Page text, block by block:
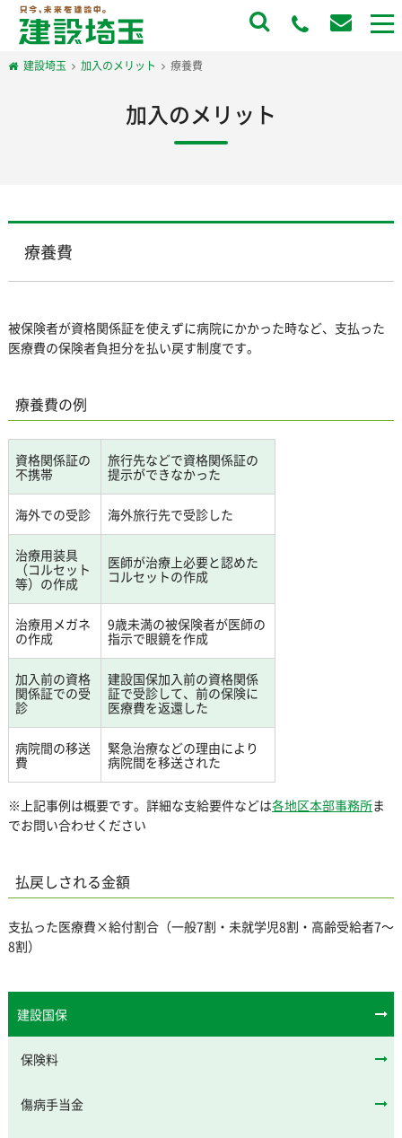
建設埼玉 加入のメリット 療養費
加入のメリット
療養費
被保険者が資格関係証を使えずに病院にかかった時など、支払った
医療費の保険者負担分を払い戻す制度です。
療養費の例
資格関係証の
不携帯
旅行先などで資格関係証の
提示ができなかった
海外での受診 海外旅行先で受診した
治療用装具
（コルセット
等）の作成
医師が治療上必要と認めた
コルセットの作成
治療用メガネ
の作成
9歳未満の被保険者が医師の
指示で眼鏡を作成
加入前の資格
関係証での受
診
建設国保加入前の資格関係
証で受診して、前の保険に
医療費を返還した
病院間の移送
費
緊急治療などの理由により
病院間を移送された
※上記事例は概要です。詳細な支給要件などは各地区本部事務所ま
でお問い合わせください
払戻しされる金額
支払った医療費×給付割合（一般7割・未就学児8割・高齢受給者7～
8割）
建設国保
保険料
傷病手当金